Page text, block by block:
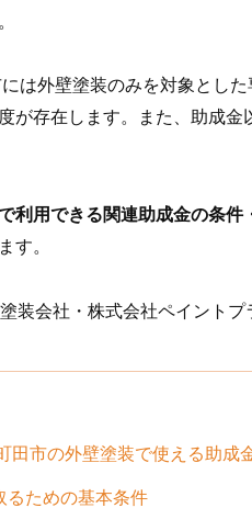
は外壁塗装のみを対象とし
が存在します。また、助成
利用できる関連助成金の条件
す。
装会社・株式会社ペイント
田市の外壁塗装で使える助成
るための基本条件